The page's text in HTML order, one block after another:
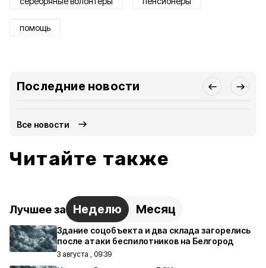
помощь
Последние новости
Все новости
Читайте также
Лучшее за Неделю Месяц
Здание соцобъекта и два склада загорелись
после атаки беспилотников на Белгород
3 августа , 09:39